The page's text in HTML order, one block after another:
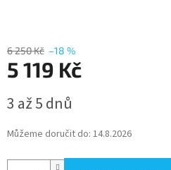
6 250 Kč –18 %
5 119 Kč
cena:
3 až 5 dnů
Můžeme doručit do: 14.8.2026